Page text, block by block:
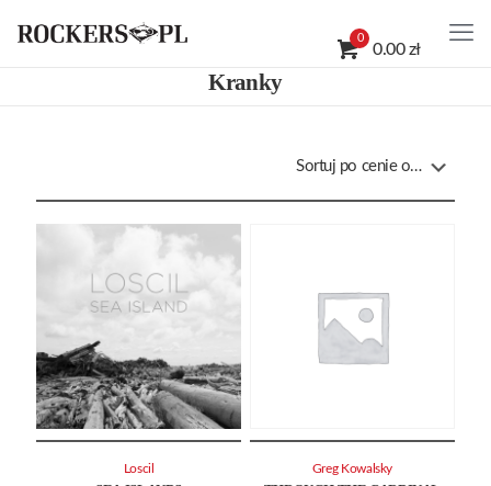
0
0.00 zł
Kranky
Loscil Greg Kowalsky